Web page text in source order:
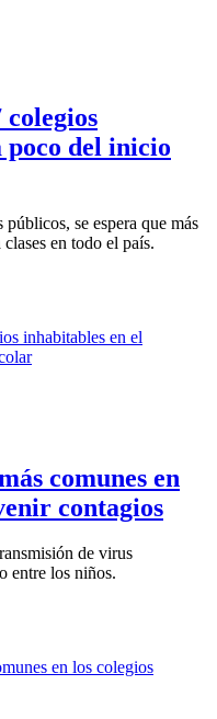
poco del inicio
se espera que más
en todo el país.
comunes en
contagios
de virus
entre los niños.